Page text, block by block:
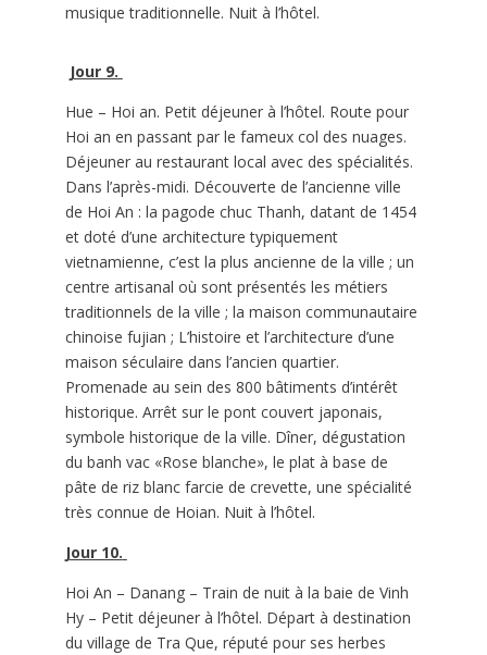
musique traditionnelle. Nuit à l’hôtel.
Jour 9.
Hue – Hoi an. Petit déjeuner à l’hôtel. Route pour
Hoi an en passant par le fameux col des nuages.
Déjeuner au restaurant local avec des spécialités.
Dans l’après-midi. Découverte de l’ancienne ville
de Hoi An : la pagode chuc Thanh, datant de 1454
et doté d’une architecture typiquement
vietnamienne, c’est la plus ancienne de la ville ; un
centre artisanal où sont présentés les métiers
traditionnels de la ville ; la maison communautaire
chinoise fujian ; L’histoire et l’architecture d’une
maison séculaire dans l’ancien quartier.
Promenade au sein des 800 bâtiments d’intérêt
historique. Arrêt sur le pont couvert japonais,
symbole historique de la ville. Dîner, dégustation
du banh vac «Rose blanche», le plat à base de
pâte de riz blanc farcie de crevette, une spécialité
très connue de Hoian. Nuit à l’hôtel.
Jour 10.
Hoi An – Danang – Train de nuit à la baie de Vinh
Hy – Petit déjeuner à l’hôtel. Départ à destination
du village de Tra Que, réputé pour ses herbes